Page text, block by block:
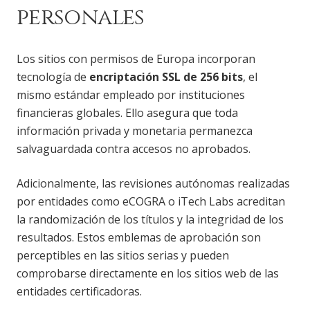
personales
Los sitios con permisos de Europa incorporan
tecnología de encriptación SSL de 256 bits, el
mismo estándar empleado por instituciones
financieras globales. Ello asegura que toda
información privada y monetaria permanezca
salvaguardada contra accesos no aprobados.
Adicionalmente, las revisiones autónomas realizadas
por entidades como eCOGRA o iTech Labs acreditan
la randomización de los títulos y la integridad de los
resultados. Estos emblemas de aprobación son
perceptibles en las sitios serias y pueden
comprobarse directamente en los sitios web de las
entidades certificadoras.